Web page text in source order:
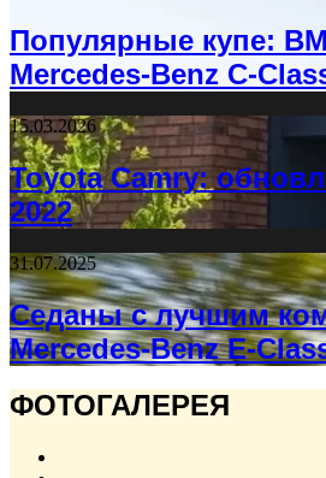
Популярные купе:
Mercedes-Benz C-
15.03.2026
Toyota Camry:
2022
31.07.2025
Седаны с лучшим
Mercedes-Benz E-
ФОТОГАЛЕРЕЯ